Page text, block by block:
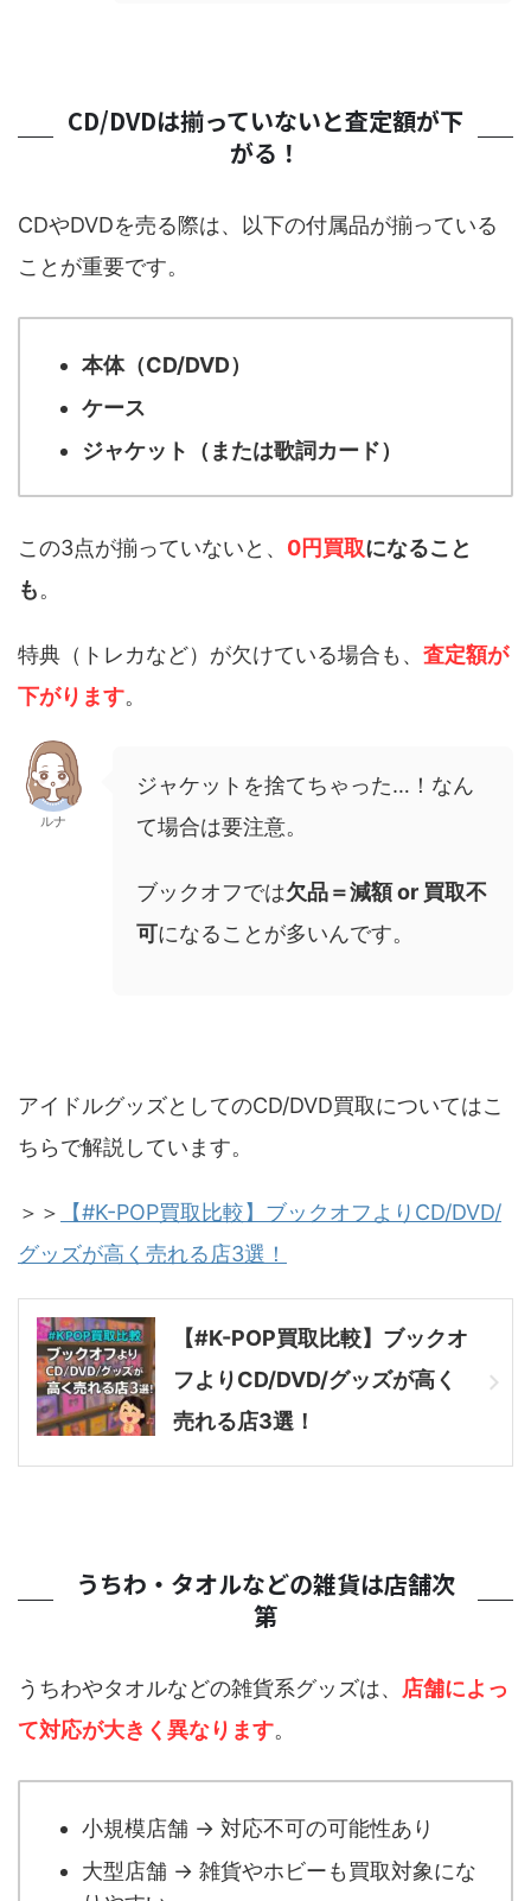
CD/DVDは揃っていないと査定額が下
がる！
CDやDVDを売る際は、以下の付属品が揃っている
ことが重要です。
本体（CD/DVD）
ケース
ジャケット（または歌詞カード）
この3点が揃っていないと、 0円買取になること
も。
特典（トレカなど）が欠けている場合も、 査定額が
下がります。
ルナ
ジャケットを捨てちゃった…！なん
て場合は要注意。
ブックオフでは欠品＝減額 or 買取不
可になることが多いんです。
アイドルグッズとしてのCD/DVD買取についてはこ
ちらで解説しています。
＞＞
【#K-POP買取比較】ブックオフよりCD/DVD/
グッズが高く売れる店3選！
【#K-POP買取比較】ブックオ
フよりCD/DVD/グッズが高く
売れる店3選！
うちわ・タオルなどの雑貨は店舗次
第
うちわやタオルなどの雑貨系グッズは、 店舗によっ
て対応が大きく異なります。
小規模店舗 → 対応不可の可能性あり
大型店舗 → 雑貨やホビーも買取対象にな